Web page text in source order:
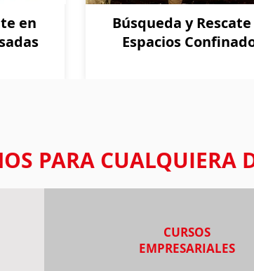
en
Búsqueda y
Espacios
CURSOS
EMPRESARIALES
PARA CUALQUIERA